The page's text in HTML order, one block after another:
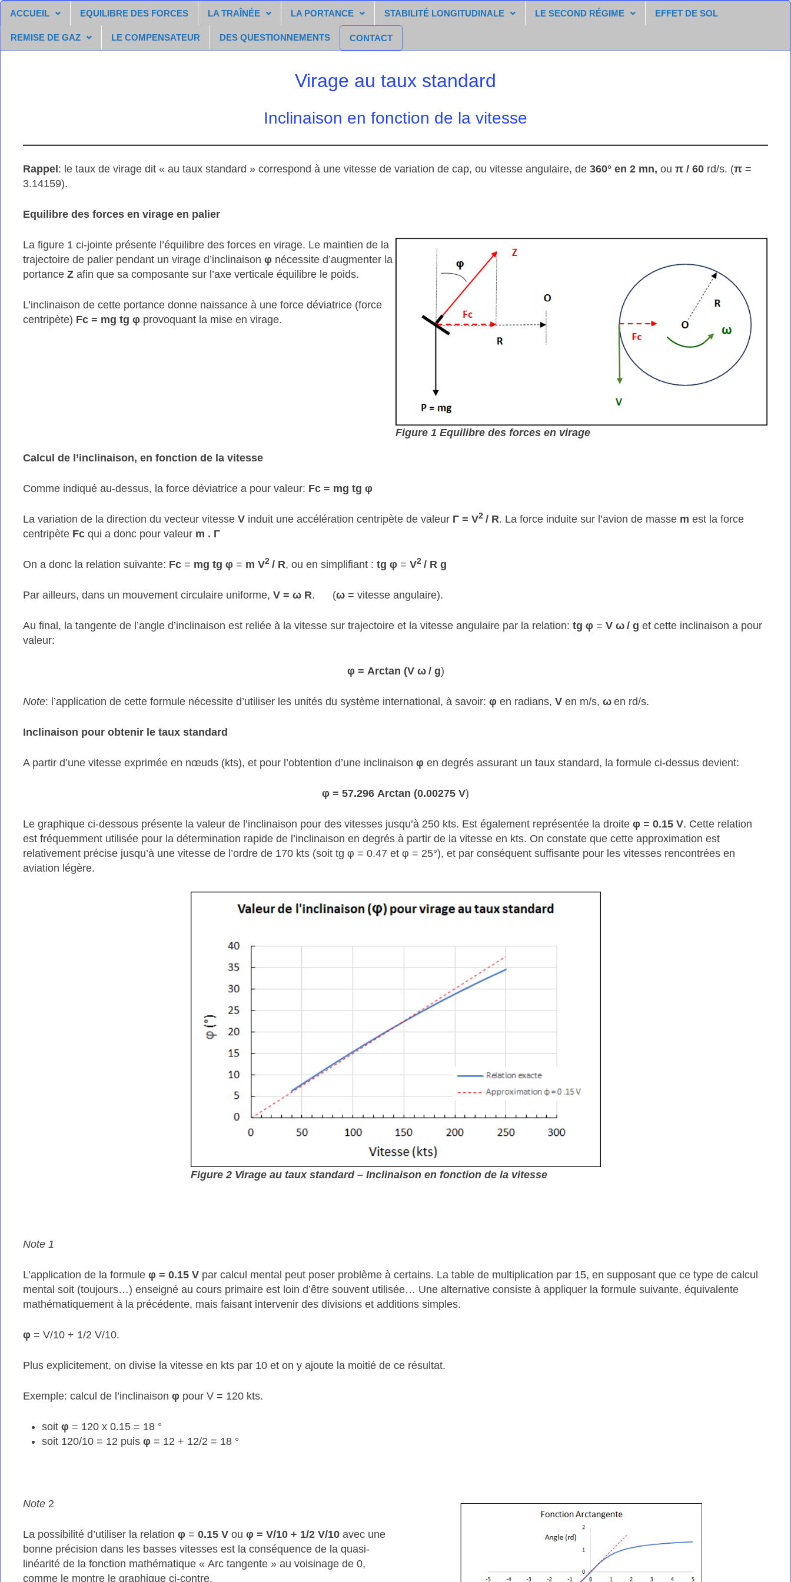
Passer
contenu
ACCUEIL EQUILIBRE DES FORCES LA TRAÎNÉE LA PORTANCE STABILITÉ LONGITUDINALE LE SECOND RÉGIME EFFET DE SOL
REMISE DE GAZ LE COMPENSATEUR DES QUESTIONNEMENTS CONTACT
Virage au taux standard
Inclinaison en fonction de la vitesse
Rappel: le taux de virage dit « au taux standard » correspond à une vitesse de variation de cap, ou vitesse angulaire, de360° en 2 mn, ouπ / 60 rd/s. (π =
3.14159).
Equilibre des forces en virage en palier
La figure 1 ci-jointe présente l’équilibre des forces en virage. Le maintien de la
trajectoire de palier pendant un virage d’inclinaisonφ nécessite d’augmenter la
portanceZ afin que sa composante sur l’axe verticale équilibre le poids.
L’inclinaison de cette portance donne naissance à une force déviatrice (force
centripète) Fc = mg tg φ provoquant la mise en virage.
Figure 1 Equilibre des forces en virage
Calcul de l’inclinaison, en fonction de la vitesse
Comme indiqué au-dessus, la force déviatrice a pour valeur: Fc = mg tg φ
La variation de la direction du vecteur vitesseV induit une accélération centripète de valeur Γ = V2 / R. La force induite sur l’avion de masse mest la force
centripète Fc qui a donc pour valeur m . Γ
On a donc la relation suivante: Fc= mg tg φ = m V2 / R, ou en simplifiant :tg φ =V2 / R g
Par ailleurs, dans un mouvement circulaire uniforme,V = ω R. (ω= vitesse angulaire).
Au final, la tangente de l’angle d’inclinaison est reliée à la vitesse sur trajectoire et la vitesse angulaire par la relation:tg φ =Vω / g et cette inclinaison a pour
valeur:
φ = Arctan (V ω / g)
Note: l’application de cette formule nécessite d’utiliser les unités du système international, à savoir:φ en radians,Ven m/s,ω en rd/s.
Inclinaison pour obtenir le taux standard
A partir d’une vitesse exprimée en nœuds (kts), et pour l’obtention d’une inclinaisonφ en degrés assurant un taux standard, la formule ci-dessus devient:
φ = 57.296 Arctan (0.00275 V)
Le graphique ci-dessous présente la valeur de l’inclinaison pour des vitesses jusqu’à 250 kts. Est également représentée la droiteφ =0.15 V. Cette relation
est fréquemment utilisée pour la détermination rapide de l’inclinaison en degrés à partir de la vitesse en kts. On constate que cette approximation est
relativement précise jusqu’à une vitesse de l’ordre de 170 kts (soit tg φ = 0.47 et φ = 25°), et par conséquent suffisante pour les vitesses rencontrées en
aviation légère.
Figure 2 Virage au taux standard – Inclinaison en fonction de la vitesse
Note 1
L’application de la formuleφ = 0.15 V par calcul mental peut poser problème à certains. La table de multiplication par 15, en supposant que ce type de calcul
mental soit (toujours…) enseigné au cours primaire est loin d’être souvent utilisée… Une alternative consiste à appliquer la formule suivante, équivalente
mathématiquement à la précédente, mais faisant intervenir des divisions et additions simples.
φ = V/10 + 1/2 V/10.
Plus explicitement, on divise la vitesse en kts par 10 et on y ajoute la moitié de ce résultat.
Exemple: calcul de l’inclinaisonφ pour V = 120 kts.
soitφ = 120 x 0.15 = 18 °
soit 120/10 = 12 puisφ = 12 + 12/2 = 18 °
Note 2
La possibilité d’utiliser la relationφ =0.15 V ouφ = V/10 + 1/2 V/10 avec une
bonne précision dans les basses vitesses est la conséquence de la quasi-
linéarité de la fonction mathématique « Arc tangente » au voisinage de 0,
comme le montre le graphique ci-contre.